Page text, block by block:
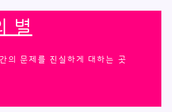
별
의 문제를 진실하게 대하는 곳